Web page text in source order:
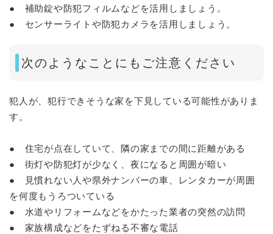
● 補助錠や防犯フィルムなどを活用しましょう。
● センサーライトや防犯カメラを活用しましょう。
次のようなことにもご注意ください
犯人が、犯行できそうな家を下見している可能性がありま
す。
● 住宅が点在していて、隣の家までの間に距離がある
● 街灯や防犯灯が少なく、夜になると周囲が暗い
● 見慣れない人や県外ナンバーの車、レンタカーが周囲
を何度もうろついている
● 水道やリフォームなどをかたった業者の突然の訪問
● 家族構成などをたずねる不審な電話